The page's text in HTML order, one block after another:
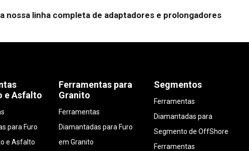
nossa linha completa de adaptadores e prolongadores
e Asfalto
para Furo
e Asfalto
Ferramentas para
Granito
Ferramentas
Diamantadas para Furo
em Granito
Segmentos
Ferramentas
Diamantadas para
Segmento de OffShore
Ferramentas